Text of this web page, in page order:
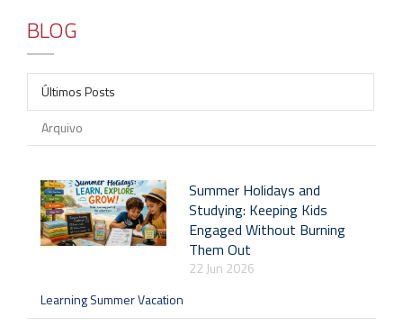
BLOG
Últimos Posts
Arquivo
Summer Holidays and
Studying: Keeping Kids
Engaged Without Burning
Them Out
22 Jun 2026
Learning Summer Vacation